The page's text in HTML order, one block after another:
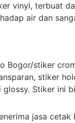
vinyl, terbuat
air dan
Bogor/stiker
stiker
Stiker ini
jasa